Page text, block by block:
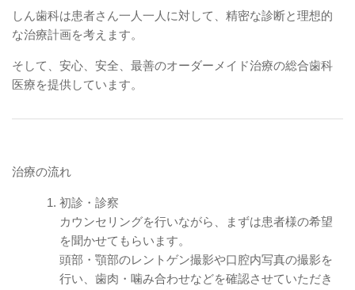
しん歯科は患者さん一人一人に対して、精密な診断と理想的
な治療計画を考えます。
そして、安心、安全、最善のオーダーメイド治療の総合歯科
医療を提供しています。
治療の流れ
初診・診察
カウンセリングを行いながら、まずは患者様の希望
を聞かせてもらいます。
頭部・顎部のレントゲン撮影や口腔内写真の撮影を
行い、歯肉・噛み合わせなどを確認させていただき